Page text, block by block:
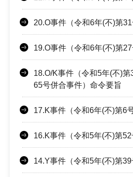
20.O事件（令和6年(不)第
19.O事件（令和6年(不)第
18.O/K事件（令和5年(不)
65号併合事件）命令要旨
17.K事件（令和6年(不)第6
16.K事件（令和5年(不)第
14.Y事件（令和5年(不)第